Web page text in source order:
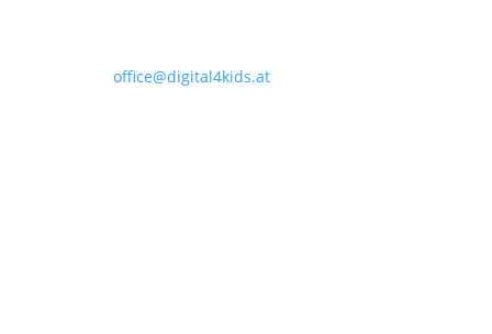
office@digital4kids.at